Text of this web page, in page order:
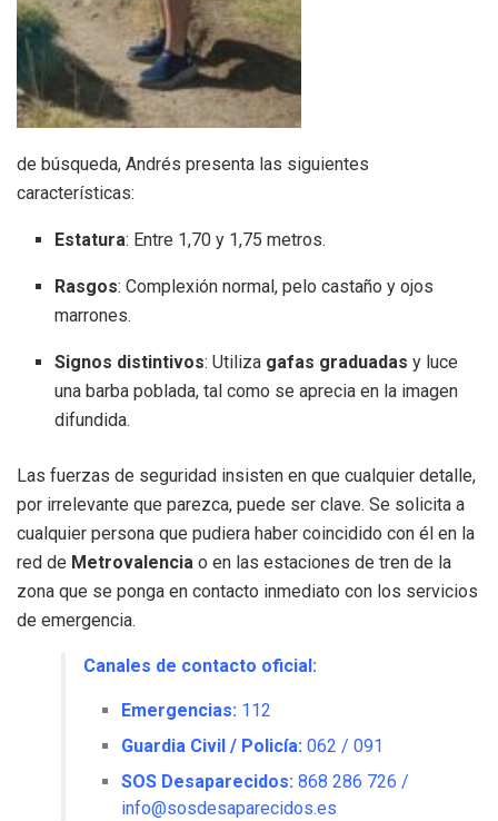
de búsqueda, Andrés presenta las siguientes
características:
Estatura: Entre 1,70 y 1,75 metros.
Rasgos: Complexión normal, pelo castaño y ojos
marrones.
Signos distintivos: Utiliza gafas graduadas y luce
una barba poblada, tal como se aprecia en la imagen
difundida.
Las fuerzas de seguridad insisten en que cualquier detalle,
por irrelevante que parezca, puede ser clave. Se solicita a
cualquier persona que pudiera haber coincidido con él en la
red de Metrovalencia o en las estaciones de tren de la
zona que se ponga en contacto inmediato con los servicios
de emergencia.
Canales de contacto oficial:
Emergencias: 112
Guardia Civil / Policía: 062 / 091
SOS Desaparecidos: 868 286 726 /
info@sosdesaparecidos.es